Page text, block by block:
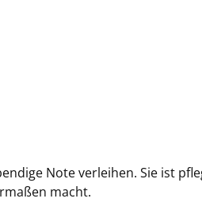
Note verleihen. Sie ist
macht.